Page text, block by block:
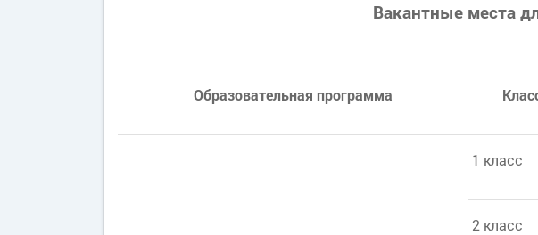
Вакантные места
Образовательная программа
1 класс
2 класс